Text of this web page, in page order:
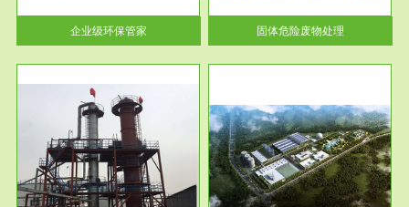
企业级环保管家
活动中...
固体危险废物处理
服务范围
市政固废处理
蔚蓝生态环境科技所从事的市政